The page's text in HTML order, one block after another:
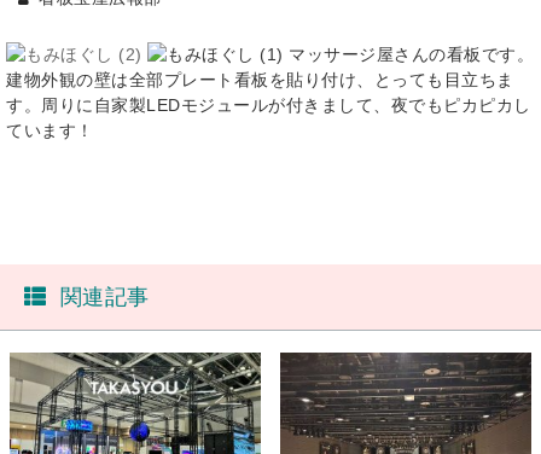
マッサージ屋さんの看板です。
建物外観の壁は全部プレート看板を貼り付け、とっても目立ちま
す。周りに自家製LEDモジュールが付きまして、夜でもピカピカし
ています！
関連記事